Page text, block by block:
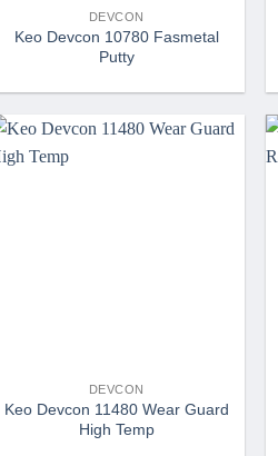
DEVCON
Keo Devcon 10780 Fasmetal
Putty
DEVCON
Keo Devcon 11480 Wear Guard
High Temp